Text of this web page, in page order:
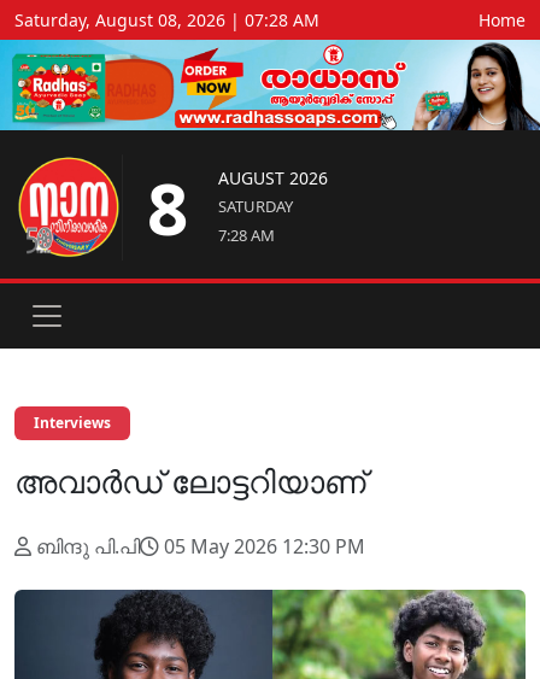
Saturday, August 08, 2026 | 07:28 AM Home
8 AUGUST 2026
SATURDAY
7:28 AM
Interviews
അവാർഡ് ലോട്ടറിയാണ്
ബിന്ദു പി.പി 05 May 2026 12:30 PM